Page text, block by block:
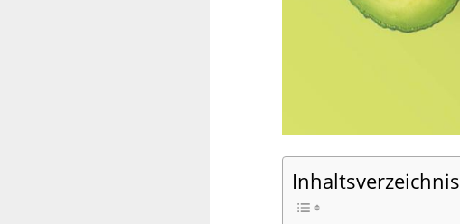
Inhaltsverzeichnis